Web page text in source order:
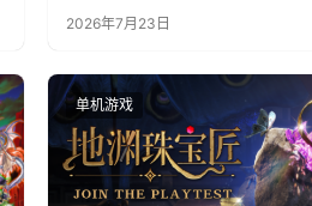
2026年7月23日
单机游戏